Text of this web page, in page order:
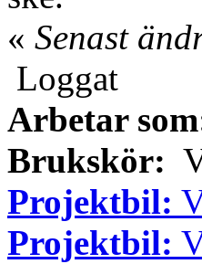
« Senast
Loggat
Arbetar
Brukskör:
Projektbil:
Projektbil: